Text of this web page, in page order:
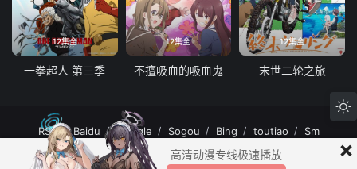
12集全
一拳超人 第三季
12集全
不擅吸血的吸血鬼
12集全
末世二轮之旅
RSS Baidu Google Sogou Bing toutiao Sm
MuteFun动漫网站-无声乐趣-(゜-゜)つロ 干杯~MuteFun动漫网站所有内容均来
自互联网分享站点所提供的公开引用资源，未提供资源上传、存储服务。
×
高清动漫专线极速播放